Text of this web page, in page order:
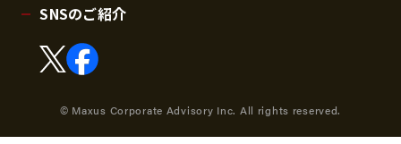
SNSのご紹介
© Maxus Corporate Advisory Inc. All rights reserved.